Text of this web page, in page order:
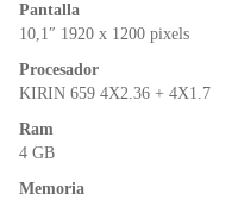
o
Pantalla
10,1″ 1920 x 1200 pixels
Procesador
KIRIN 659 4X2.36 + 4X1.7
Ram
4 GB
Memoria